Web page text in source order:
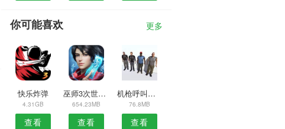
你可能喜欢 更多
快乐炸弹
4.31GB
查看
巫师3次世代版希里更开放的服装MOD
654.23MB
查看
机枪呼叫中文版
76.8MB
查看